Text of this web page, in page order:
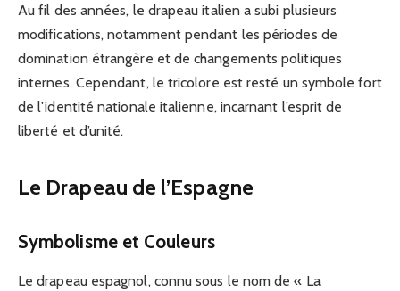
Au fil des années, le drapeau italien a subi plusieurs
modifications, notamment pendant les périodes de
domination étrangère et de changements politiques
internes. Cependant, le tricolore est resté un symbole fort
de l’identité nationale italienne, incarnant l’esprit de
liberté et d’unité.
Le Drapeau de l’Espagne
Symbolisme et Couleurs
Le drapeau espagnol, connu sous le nom de « La